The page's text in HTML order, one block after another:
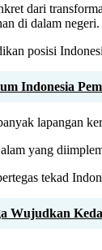
dari
di dalam negeri.
posisi
Indonesia
lapangan
yang
tekad
Wujudkan